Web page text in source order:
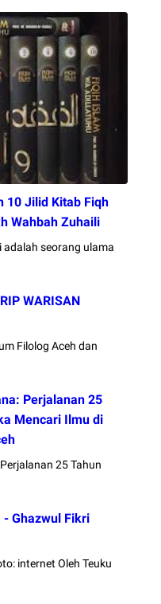
10 Jilid Kitab Fiqh
Wahbah Zuhaili
adalah seorang ulama
WARISAN
Filolog Aceh dan
Perjalanan 25
Mencari Ilmu di
25 Tahun
Ghazwul Fikri
internet Oleh Teuku